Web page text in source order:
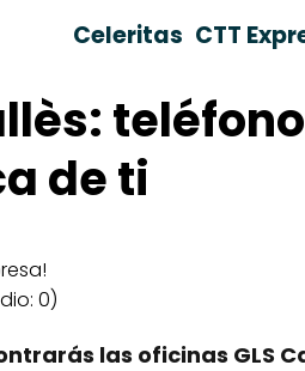
Celeritas CTT
de ti
0)
las oficinas GLS